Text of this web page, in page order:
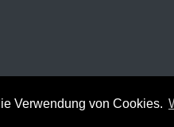
Verwendung von Cookies.